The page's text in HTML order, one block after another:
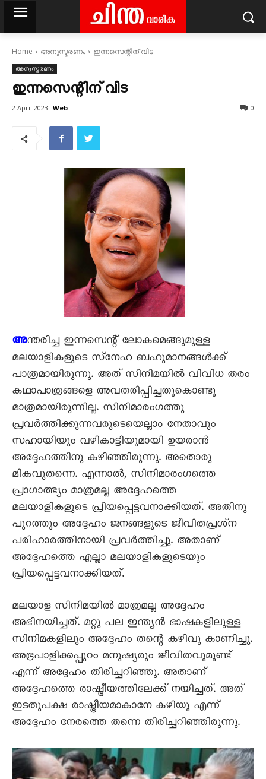
Home അനുസ്മരണം ഇന്നസെന്റിന് വിട
അനുസ്മരണം
ഇന്നസെന്റിന് വിട
2 April 2023 Web 0
അന്തരിച്ച ഇന്നസെന്റ്‌ ലോകമെങ്ങുമുള്ള
മലയാളികളുടെ സ്‌നേഹ ബഹുമാനങ്ങൾക്ക്‌
പാത്രമായിരുന്നു. അത്‌ സിനിമയിൽ വിവിധ തരം
കഥാപാത്രങ്ങളെ അവതരിപ്പിച്ചതുകൊണ്ടു
മാത്രമായിരുന്നില്ല. സിനിമാരംഗത്തു
പ്രവർത്തിക്കുന്നവരുടെയെല്ലാം നേതാവും
സഹായിയും വഴികാട്ടിയുമായി ഉയരാൻ
അദ്ദേഹത്തിനു കഴിഞ്ഞിരുന്നു. അതൊരു
മികവുതന്നെ. എന്നാൽ, സിനിമാരംഗത്തെ
പ്രാഗാത്ഭ്യം മാത്രമല്ല അദ്ദേഹത്തെ
മലയാളികളുടെ പ്രിയപ്പെട്ടവനാക്കിയത്‌. അതിനു
പുറത്തും അദ്ദേഹം ജനങ്ങളുടെ ജീവിതപ്രശ്‌ന
പരിഹാരത്തിനായി പ്രവർത്തിച്ചു. അതാണ്‌
അദ്ദേഹത്തെ എല്ലാ മലയാളികളുടെയും
പ്രിയപ്പെട്ടവനാക്കിയത്‌.
മലയാള സിനിമയിൽ മാത്രമല്ല അദ്ദേഹം
അഭിനയിച്ചത്‌. മറ്റു പല ഇന്ത്യൻ ഭാഷകളിലുള്ള
സിനിമകളിലും അദ്ദേഹം തന്റെ കഴിവു കാണിച്ചു.
അഭ്രപാളിക്കപ്പുറം മനുഷ്യരും ജീവിതവുമുണ്ട്‌
എന്ന്‌ അദ്ദേഹം തിരിച്ചറിഞ്ഞു. അതാണ്‌
അദ്ദേഹത്തെ രാഷ്ട്രീയത്തിലേക്ക് നയിച്ചത്‌. അത്
ഇടതുപക്ഷ രാഷ്ട്രീയമാകാനേ കഴിയൂ എന്ന്
അദ്ദേഹം നേരത്തെ തന്നെ തിരിച്ചറിഞ്ഞിരുന്നു.